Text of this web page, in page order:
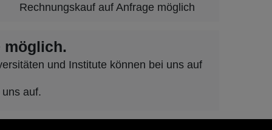
Rechnungskauf auf Anfrage möglich
möglich.
und Institute können bei uns auf
auf.